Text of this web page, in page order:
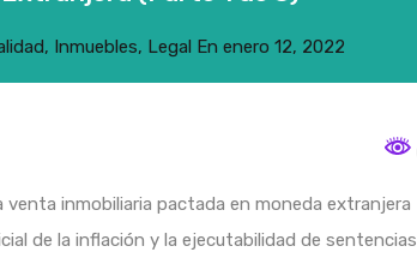
, Inmuebles, Legal En enero 12, 2022
inmobiliaria pactada en moneda extranjera
de la inflación y la ejecutabilidad de sentencias